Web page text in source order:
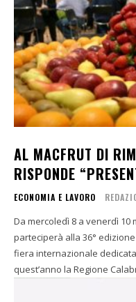
AL MACFRUT DI
RISPONDE
ECONOMIA E LAVORO
Da mercoledì 8 a venerdì 10
parteciperà alla 36°
fiera internazionale
quest’anno la Regione